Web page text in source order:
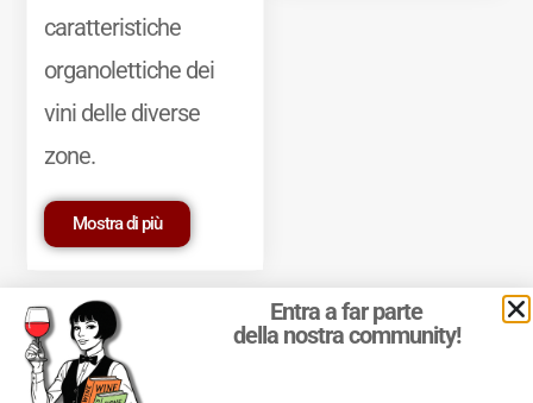
caratteristiche
organolettiche dei
vini delle diverse
zone.
Mostra di più
Entra a far parte
della nostra community!